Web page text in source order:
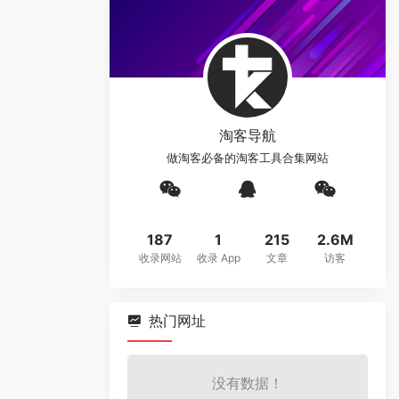
淘客导航
做淘客必备的淘客工具合集网站
187
收录网站
1
收录 App
215
文章
2.6M
访客
热门网址
没有数据！